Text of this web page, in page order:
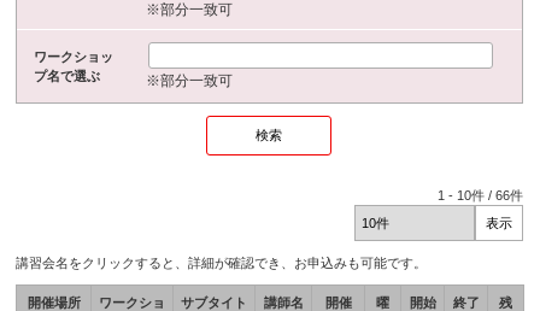
※部分一致可
ワークショッ
プ名で選ぶ
※部分一致可
1 - 10件 /66件
講習会名をクリックすると、詳細が確認でき、お申込みも可能です。
開催場所
ワークショ
サブタイト
講師名
開催
曜
開始
終了
残